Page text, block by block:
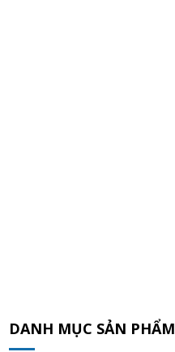
DANH MỤC SẢN PHẨM